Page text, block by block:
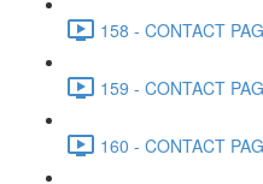
158 - CONTACT
159 - CONTACT
160 - CONTACT